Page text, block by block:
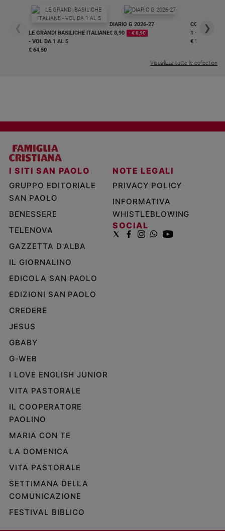
❮
LE GRANDI BASILICHE ITALIANE
- VOL DA 1 AL 5
€ 64,50
DIARIO G 2026-27
€ 8,90
- € 8,90
COLLANA
1 - 2
€ 18,50
❯
Visualizza tutte le collection
I SITI SAN PAOLO
GRUPPO EDITORIALE
SAN PAOLO
BENESSERE
TELENOVA
GAZZETTA D'ALBA
IL GIORNALINO
EDICOLA SAN PAOLO
EDIZIONI SAN PAOLO
CREDERE
JESUS
GBABY
G-WEB
I LOVE ENGLISH JUNIOR
VITA PASTORALE
IL COOPERATORE
PAOLINO
MARIA CON TE
LA DOMENICA
VITA PASTORALE
SETTIMANA DELLA
COMUNICAZIONE
FESTIVAL BIBLICO
NOTE LEGALI
PRIVACY POLICY
INFORMATIVA
WHISTLEBLOWING
SOCIAL